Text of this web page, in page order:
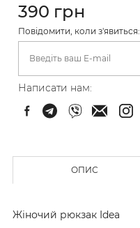
390 грн
Повідомити, коли з'явиться:
Написати нам:
ОПИС
Жіночий рюкзак Idea